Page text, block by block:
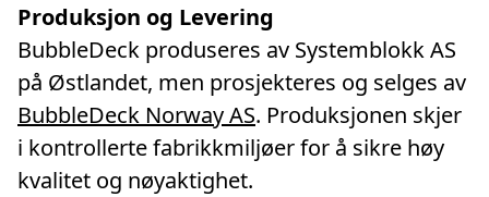
Produksjon og Levering
BubbleDeck produseres av Systemblokk AS
på Østlandet, men prosjekteres og selges av
BubbleDeck Norway AS. Produksjonen skjer
i kontrollerte fabrikkmiljøer for å sikre høy
kvalitet og nøyaktighet.